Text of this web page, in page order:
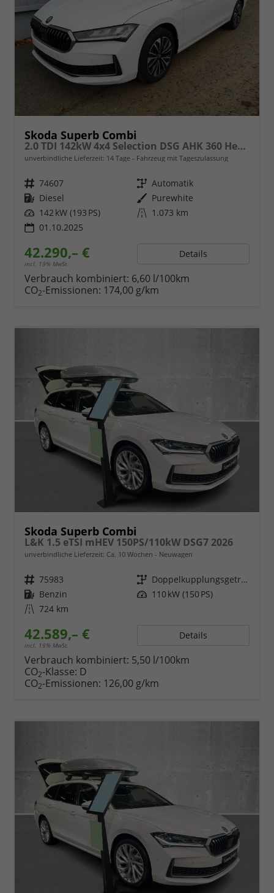
Skoda Superb Combi
2.0 TDI 142kW 4x4 Selection DSG AHK 360 Head Up
unverbindliche Lieferzeit: 14 Tage Fahrzeug mit Tageszulassung
Fahrzeugnr. 74607 Getriebe Automatik
Kraftstoff Diesel Außenfarbe Purewhite
Leistung 142 kW (193 PS) Kilometerstand 1.073 km
01.10.2025
42.290,– €
incl. 19% MwSt.
Details
Verbrauch kombiniert: 6,60 l/100km
CO2-Emissionen: 174,00 g/km
Skoda Superb Combi
L&K 1.5 eTSI mHEV 150PS/110kW DSG7 2026
unverbindliche Lieferzeit: Ca. 10 Wochen Neuwagen
Fahrzeugnr. 75983 Getriebe
Doppelkupplungsgetriebe (DSG)
Kraftstoff Benzin Leistung 110 kW (150 PS)
Kilometerstand 724 km
42.589,– €
incl. 19% MwSt.
Details
Verbrauch kombiniert: 5,50 l/100km
CO2-Klasse: D
CO2-Emissionen: 126,00 g/km